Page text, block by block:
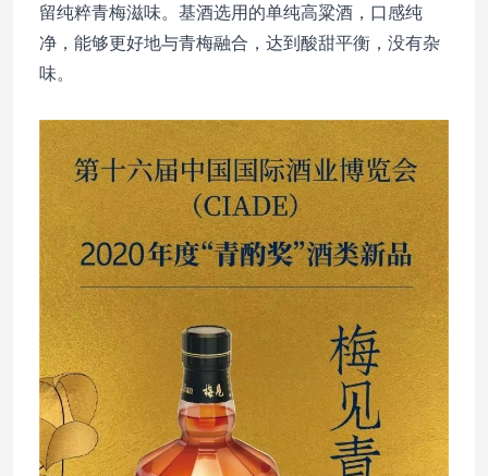
留纯粹青梅滋味。基酒选用的单纯高粱酒，口感纯
净，能够更好地与青梅融合，达到酸甜平衡，没有杂
味。